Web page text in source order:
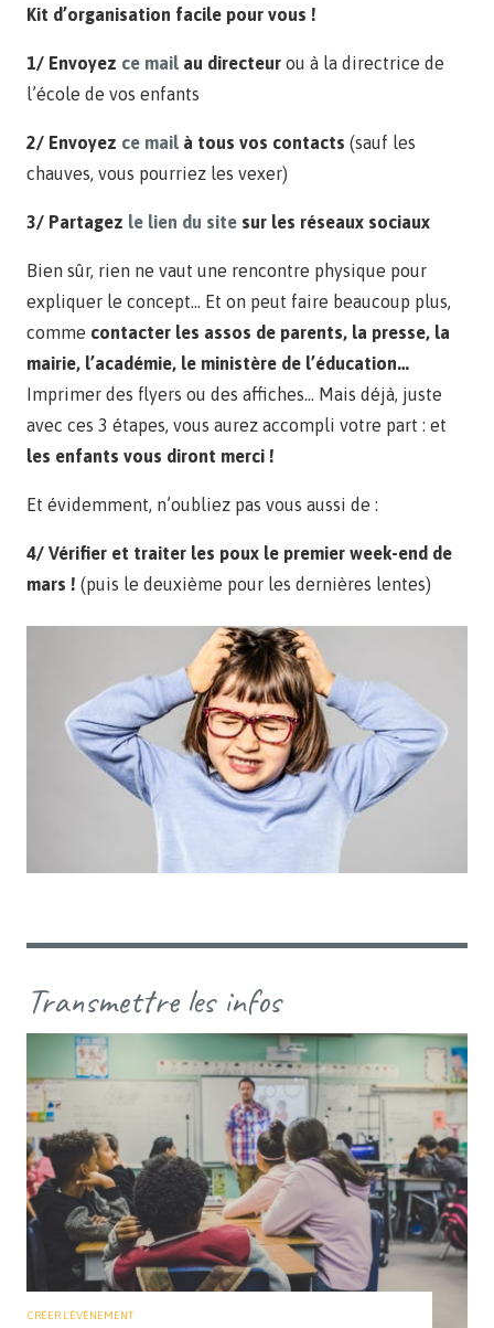
Kit d’organisation facile pour vous !
1/ Envoyez ce mail au directeur ou à la directrice de
l’école de vos enfants
2/ Envoyez ce mail à tous vos contacts (sauf les
chauves, vous pourriez les vexer)
3/ Partagez le lien du site sur les réseaux sociaux
Bien sûr, rien ne vaut une rencontre physique pour
expliquer le concept… Et on peut faire beaucoup plus,
comme contacter les assos de parents, la presse, la
mairie, l’académie, le ministère de l’éducation…
Imprimer des flyers ou des affiches… Mais déjà, juste
avec ces 3 étapes, vous aurez accompli votre part : et
les enfants vous diront merci !
Et évidemment, n’oubliez pas vous aussi de :
4/ Vérifier et traiter les poux le premier week-end de
mars ! (puis le deuxième pour les dernières lentes)
Transmettre les infos
CRÉER L'ÉVÈNEMENT